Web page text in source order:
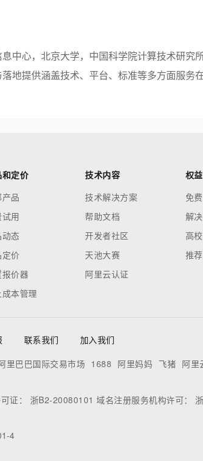
中心，北京大学，中国科学院计算技术研
地提供涵盖技术、平台、标准等多方面服务